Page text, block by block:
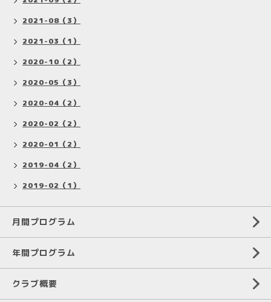
2021-08（3）
2021-03（1）
2020-10（2）
2020-05（3）
2020-04（2）
2020-02（2）
2020-01（2）
2019-04（2）
2019-02（1）
月間プログラム
年間プログラム
クラブ概要